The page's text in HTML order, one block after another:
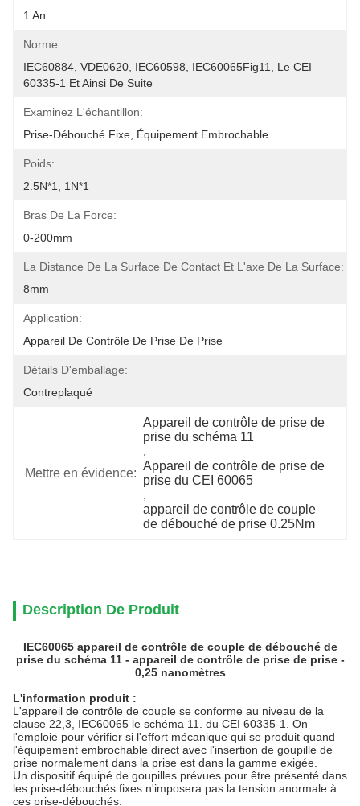
1 An
Norme:
IEC60884, VDE0620, IEC60598, IEC60065Fig11, Le CEI
60335-1 Et Ainsi De Suite
Examinez L'échantillon:
Prise-Débouché Fixe, Équipement Embrochable
Poids:
2.5N*1, 1N*1
Bras De La Force:
0-200mm
La Distance De La Surface De Contact Et L'axe De La Surface:
8mm
Application:
Appareil De Contrôle De Prise De Prise
Détails D'emballage:
Contreplaqué
Mettre en évidence:
Appareil de contrôle de prise de
prise du schéma 11
,
Appareil de contrôle de prise de
prise du CEI 60065
,
appareil de contrôle de couple
de débouché de prise 0.25Nm
Description De Produit
IEC60065 appareil de contrôle de couple de débouché de
prise du schéma 11 - appareil de contrôle de prise de prise -
0,25 nanomètres
L'information produit :
L'appareil de contrôle de couple se conforme au niveau de la
clause 22,3, IEC60065 le schéma 11. du CEI 60335-1. On
l'emploie pour vérifier si l'effort mécanique qui se produit quand
l'équipement embrochable direct avec l'insertion de goupille de
prise normalement dans la prise est dans la gamme exigée.
Un dispositif équipé de goupilles prévues pour être présenté dans
les prise-débouchés fixes n'imposera pas la tension anormale à
ces prise-débouchés.